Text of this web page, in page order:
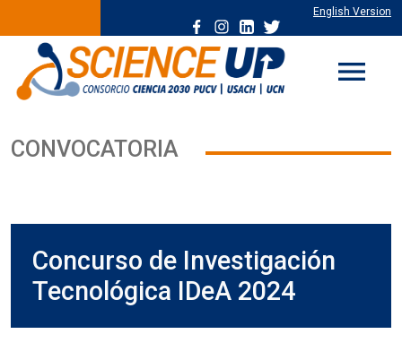
English Version
menu
CONVOCATORIA
Concurso de Investigación
Tecnológica IDeA 2024